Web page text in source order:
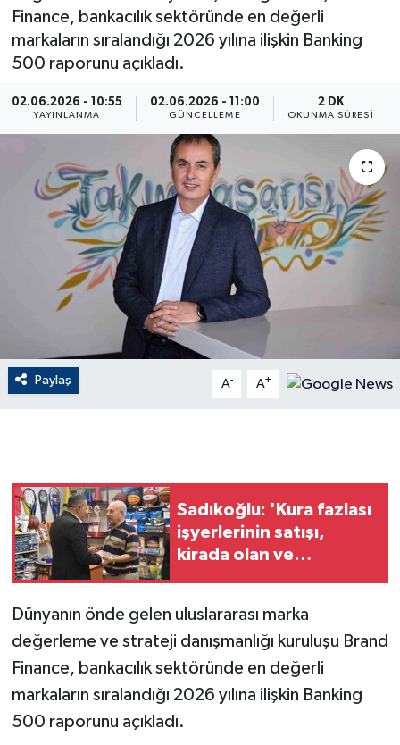
Finance, bankacılık sektöründe en değerli
markaların sıralandığı 2026 yılına ilişkin Banking
500 raporunu açıkladı.
02.06.2026 - 10:55
YAYINLANMA
02.06.2026 - 11:00
GÜNCELLEME
2 DK
OKUNMA SÜRESI
Paylaş A- A+
Sadıkoğlu: 'Kura fazlası
işyerlerinin satışı,
kirada olan ve
olmalı'
Dünyanın önde gelen uluslararası marka
değerleme ve strateji danışmanlığı kuruluşu Brand
Finance, bankacılık sektöründe en değerli
markaların sıralandığı 2026 yılına ilişkin Banking
500 raporunu açıkladı.
Canlı Maç
Dış Haberler
Dünya
EĞİTİM
EKONOMİ
English News
Finans
GENEL
GÜNDEM
HABERDE İNSAN
İNSAN
İş Dünyası